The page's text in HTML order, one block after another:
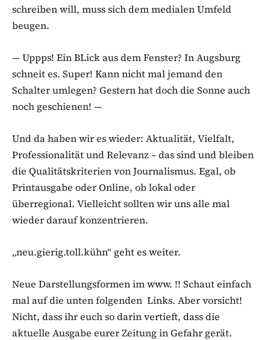
schreiben will, muss sich dem medialen Umfeld
beugen.
— Uppps! Ein BLick aus dem Fenster? In Augsburg
schneit es. Super! Kann nicht mal jemand den
Schalter umlegen? Gestern hat doch die Sonne auch
noch geschienen! —
Und da haben wir es wieder: Aktualität, Vielfalt,
Professionalität und Relevanz – das sind und bleiben
die Qualitätskriterien von Journalismus. Egal, ob
Printausgabe oder Online, ob lokal oder
überregional. Vielleicht sollten wir uns alle mal
wieder darauf konzentrieren.
„neu.gierig.toll.kühn“ geht es weiter.
Neue Darstellungsformen im www. !! Schaut einfach
mal auf die unten folgenden Links. Aber vorsicht!
Nicht, dass ihr euch so darin vertieft, dass die
aktuelle Ausgabe eurer Zeitung in Gefahr gerät.